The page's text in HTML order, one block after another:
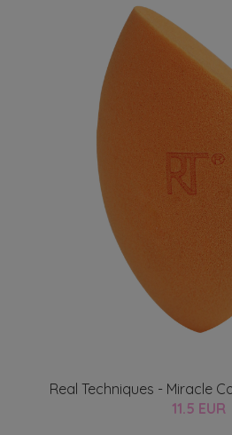
Real Techniques - Miracle
11.5 EUR